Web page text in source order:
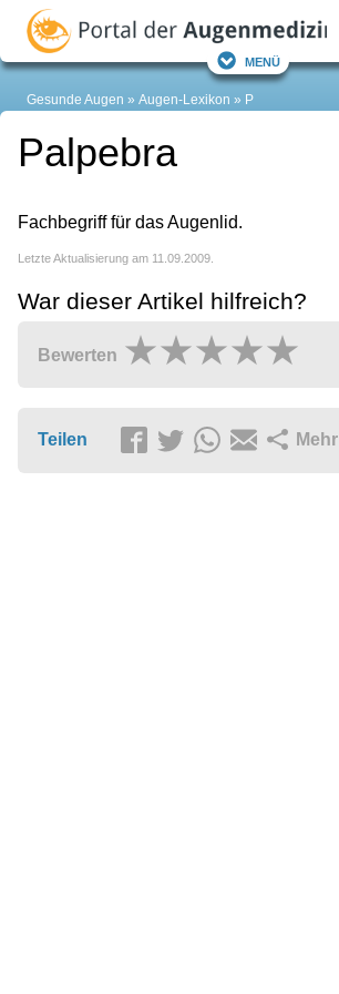
Menü
Gesunde Augen Augen-Lexikon P
Palpebra
Fachbegriff für das Augenlid.
Letzte Aktualisierung am 11.09.2009.
War dieser Artikel hilfreich?
Bewerten
Teilen Mehr